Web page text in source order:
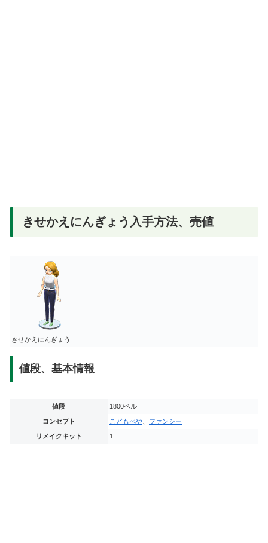
きせかえにんぎょう入手方法、売値
きせかえにんぎょう
値段、基本情報
値段 1800ベル
コンセプト こどもべや、 ファンシー
リメイクキット 1